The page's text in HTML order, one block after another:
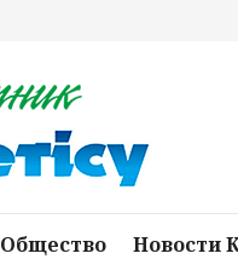
Общество Новости